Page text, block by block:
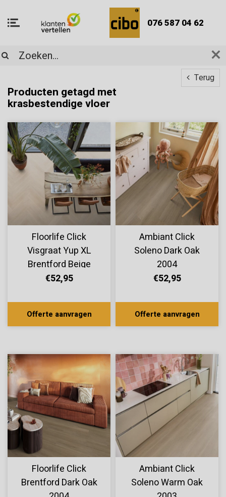
076 587 04 62
Terug
Producten getagd met
krasbestendige vloer
Floorlife Click
Visgraat Yup XL
Brentford Beige
2001
€52,95
Offerte aanvragen
Ambiant Click
Soleno Dark Oak
2004
€52,95
Offerte aanvragen
Floorlife Click
Brentford Dark Oak
Ambiant Click
Soleno Warm Oak